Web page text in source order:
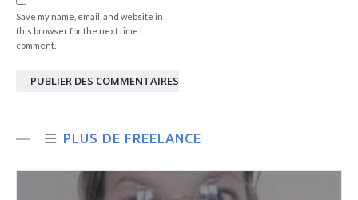
Save my name, email, and website in
this browser for the next time I
comment.
PUBLIER DES COMMENTAIRES
PLUS DE FREELANCE